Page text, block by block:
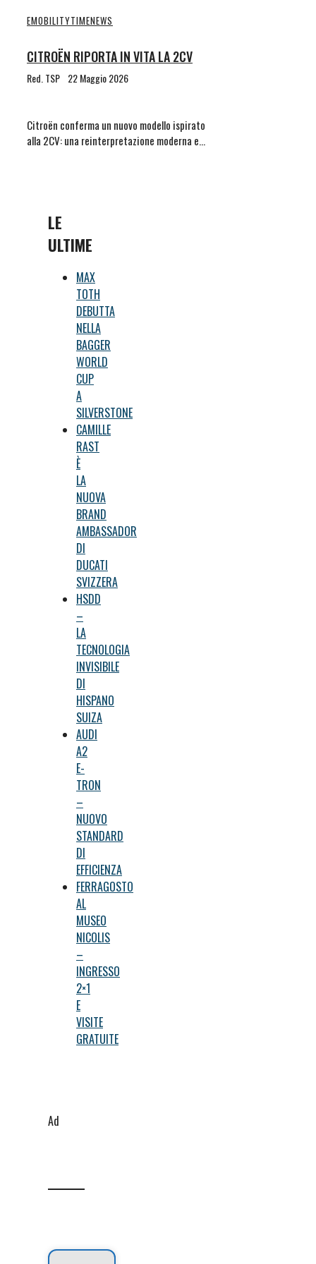
EMOBILITYTIMENEWS
CITROËN RIPORTA IN VITA LA 2CV
Red. TSP 22 Maggio 2026
Citroën conferma un nuovo modello ispirato
alla 2CV: una reinterpretazione moderna e…
LE
ULTIME
MAX
TOTH
DEBUTTA
NELLA
BAGGER
WORLD
CUP
A
SILVERSTONE
CAMILLE
RAST
È
LA
NUOVA
BRAND
AMBASSADOR
DI
DUCATI
SVIZZERA
HSDD
–
LA
TECNOLOGIA
INVISIBILE
DI
HISPANO
SUIZA
AUDI
A2
E-
TRON
–
NUOVO
STANDARD
DI
EFFICIENZA
FERRAGOSTO
AL
MUSEO
NICOLIS
–
INGRESSO
2×1
E
VISITE
GRATUITE
Ad